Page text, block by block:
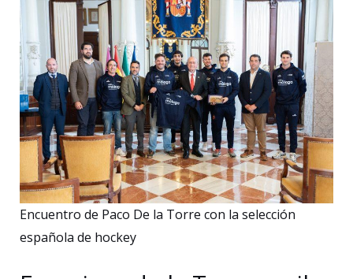
Málaga
recalcan
su
compromiso
con
que
Rosaleda
sea
las
Encuentro de Paco De la Torre con la selección
española de hockey